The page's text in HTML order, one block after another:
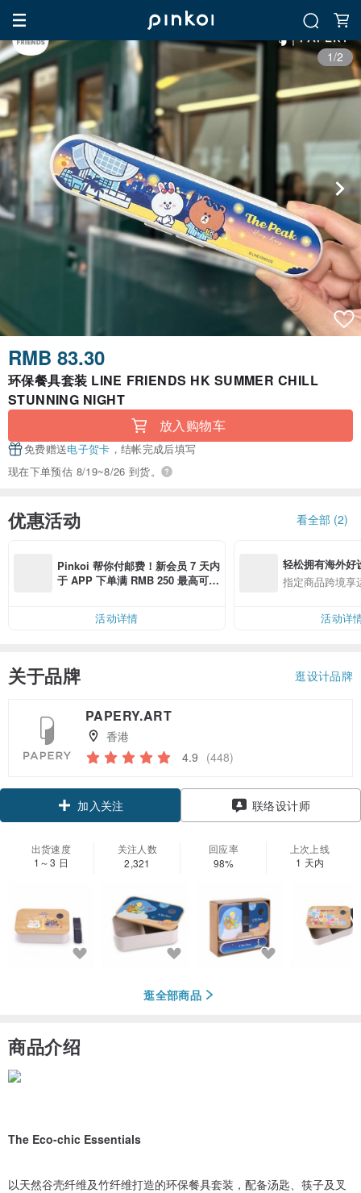
1/2
RMB 83.30
环保餐具套装 LINE FRIENDS HK SUMMER CHILL
STUNNING NIGHT
放入购物车
免费赠送电子贺卡 ，结帐完成后填写
现在下单预估 8/19~8/26 到货。
优惠活动 看全部 (2)
Pinkoi 帮你付邮费！新会员 7 天内
于 APP 下单满 RMB 250 最高可折
活动详情
轻松拥有海外好
指定商品跨境享
活动详
关于品牌 逛设计品牌
PAPERY.ART
香港
4.9 (448)
加入关注 联络设计师
出货速度
1～3 日
关注人数
2,321
回应率
98%
上次上线
1 天内
逛全部商品
商品介绍
The Eco-chic Essentials
以天然谷壳纤维及竹纤维打造的环保餐具套装，配备汤匙、筷子及叉